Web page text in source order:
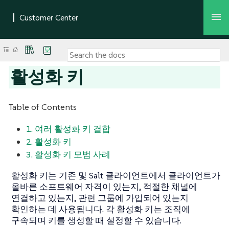
활성화 키
Table of Contents
1. 여러 활성화 키 결합
2. 활성화 키
3. 활성화 키 모범 사례
활성화 키는 기존 및 Salt 클라이언트에서 클라이언트가
올바른 소프트웨어 자격이 있는지, 적절한 채널에
연결하고 있는지, 관련 그룹에 가입되어 있는지
확인하는 데 사용됩니다. 각 활성화 키는 조직에
구속되며 키를 생성할 때 설정할 수 있습니다.